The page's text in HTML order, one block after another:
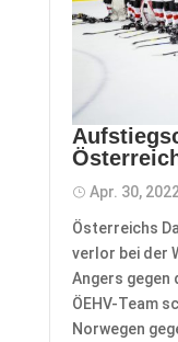
Apr. 30,
Österreichs
verlor bei der
Angers gegen
ÖEHV-Team
Norwegen